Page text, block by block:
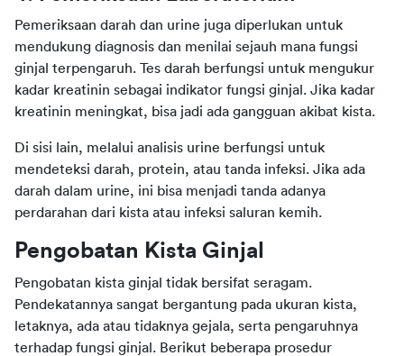
Pemeriksaan darah dan urine juga diperlukan untuk
mendukung diagnosis dan menilai sejauh mana fungsi
ginjal terpengaruh. Tes darah berfungsi untuk mengukur
kadar kreatinin sebagai indikator fungsi ginjal. Jika kadar
kreatinin meningkat, bisa jadi ada gangguan akibat kista.
Di sisi lain, melalui analisis urine berfungsi untuk
mendeteksi darah, protein, atau tanda infeksi. Jika ada
darah dalam urine, ini bisa menjadi tanda adanya
perdarahan dari kista atau infeksi saluran kemih.
Pengobatan Kista Ginjal
Pengobatan kista ginjal tidak bersifat seragam.
Pendekatannya sangat bergantung pada ukuran kista,
letaknya, ada atau tidaknya gejala, serta pengaruhnya
terhadap fungsi ginjal. Berikut beberapa prosedur